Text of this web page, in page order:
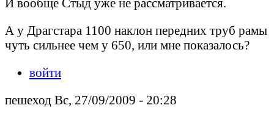
И вообще Стыд уже не рассматривается.
А у Драгстара 1100 наклон передних труб рамы
чуть сильнее чем у 650, или мне показалось?
войти
пешеход Вс, 27/09/2009 - 20:28